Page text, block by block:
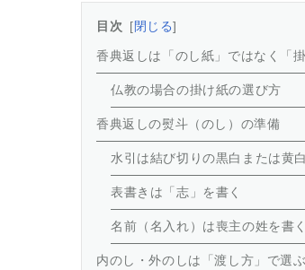
目次 閉じる
香典返しは「のし紙」ではなく「
仏教の場合の掛け紙の選び方
香典返しの熨斗（のし）の準備
水引は結び切りの黒白または黄
表書きは「志」を書く
名前（名入れ）は喪主の姓を書く
内のし・外のしは「渡し方」で選ぶ